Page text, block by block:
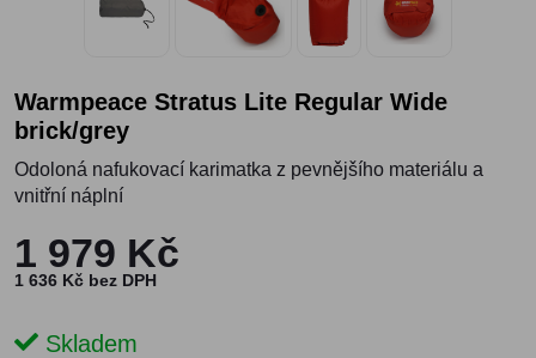
Warmpeace Stratus Lite Regular Wide
brick/grey
Odoloná nafukovací karimatka z pevnějšího materiálu a
vnitřní náplní
1 979 Kč
1 636 Kč bez DPH
Skladem